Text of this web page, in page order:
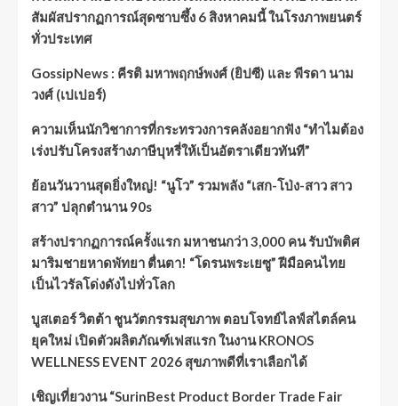
สัมผัสปรากฏการณ์สุดซาบซึ้ง 6 สิงหาคมนี้ ในโรงภาพยนตร์
ทั่วประเทศ
GossipNews : คีรติ มหาพฤกษ์พงศ์ (ยิปซี) และ พีรดา นาม
วงศ์ (เปเปอร์)
ความเห็นนักวิชาการที่กระทรวงการคลังอยากฟัง “ทำไมต้อง
เร่งปรับโครงสร้างภาษีบุหรี่ให้เป็นอัตราเดียวทันที”
ย้อนวันวานสุดยิ่งใหญ่! “นูโว” รวมพลัง “เสก-โป่ง-สาว สาว
สาว” ปลุกตำนาน 90s
สร้างปรากฏการณ์ครั้งแรก มหาชนกว่า 3,000 คน รับบัพติศ
มาริมชายหาดพัทยา ตื่นตา! “โดรนพระเยซู” ฝีมือคนไทย
เป็นไวรัลโด่งดังไปทั่วโลก
บูสเตอร์ วิตต้า ชูนวัตกรรมสุขภาพ ตอบโจทย์ไลฟ์สไตล์คน
ยุคใหม่ เปิดตัวผลิตภัณฑ์เฟสแรก ในงาน KRONOS
WELLNESS EVENT 2026 สุขภาพดีที่เราเลือกได้
เชิญเที่ยวงาน “SurinBest Product Border Trade Fair